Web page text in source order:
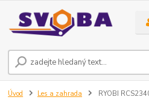
Úvod Les a zahrada RYOBI